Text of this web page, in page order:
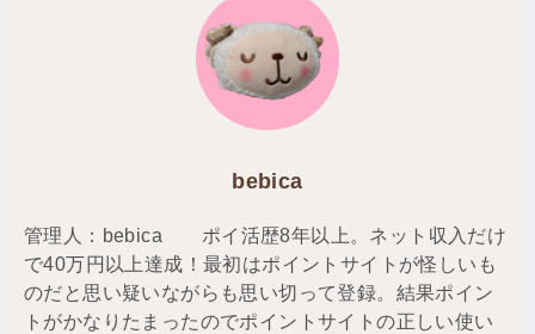
bebica
管理人：bebica ポイ活歴8年以上。ネット収入だけ
で40万円以上達成！最初はポイントサイトが怪しいも
のだと思い疑いながらも思い切って登録。結果ポイン
トがかなりたまったのでポイントサイトの正しい使い